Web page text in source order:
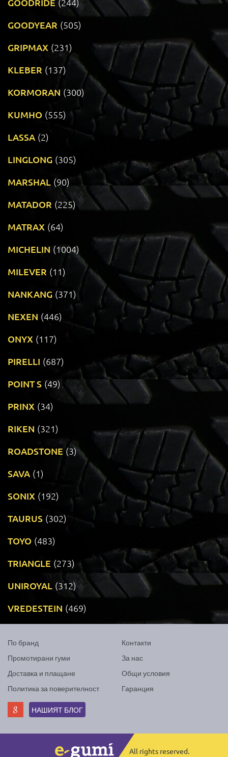
GOODYEAR (505)
GRIPMAX (231)
KLEBER (137)
KORMORAN (300)
KUMHO (555)
LASSA (2)
LINGLONG (305)
MARSHAL (90)
MATADOR (225)
MATRAX (64)
MICHELIN (1004)
MILEVER (11)
NANKANG (371)
NEXEN (446)
ONYX (117)
PIRELLI (687)
POINT S (49)
PRINX (34)
RIKEN (321)
ROADSTONE (3)
SAVA (1)
SONIX (192)
TAURUS (302)
TOYO (483)
TRIANGLE (273)
UNIROYAL (312)
VREDESTEIN (469)
По бранд
Промотирани гуми
Доставка и плащане
Политика за поверителност
Контакти
За нас
Общи условия
Гаранция
НАШИЯТ БЛОГ
All rights reserved.